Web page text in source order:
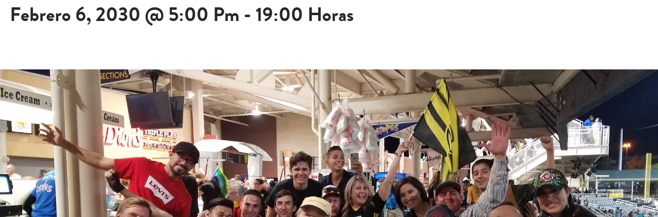
Febrero 6, 2030 @ 5:00 Pm - 19:00 Horas